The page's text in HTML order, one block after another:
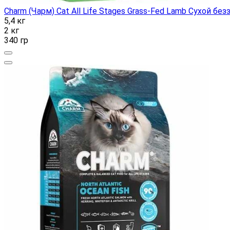
Charm (Чарм) Cat All Life Stages Grass-Fed Lamb Сухой
5,4 кг
2 кг
340 гр